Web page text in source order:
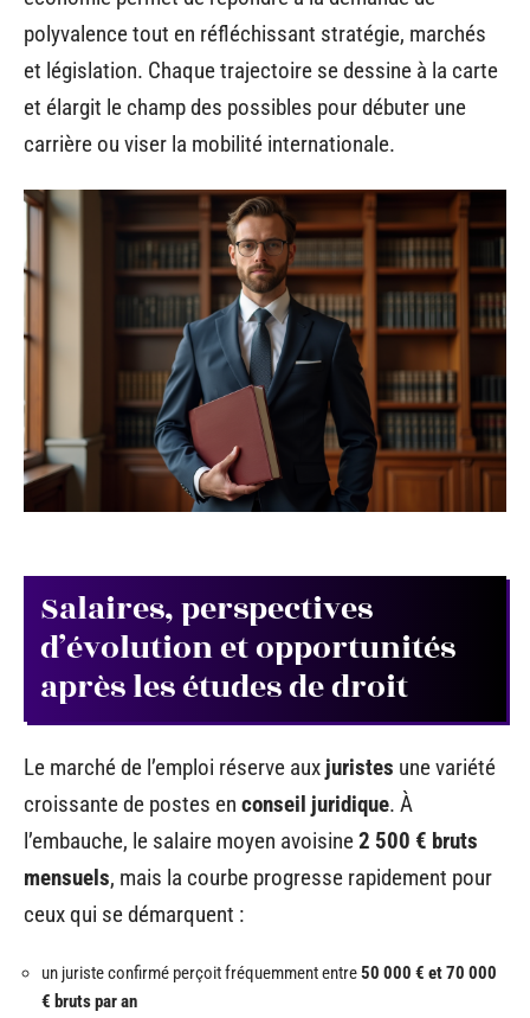
polyvalence tout en réfléchissant stratégie, marchés
et législation. Chaque trajectoire se dessine à la carte
et élargit le champ des possibles pour débuter une
carrière ou viser la mobilité internationale.
Salaires, perspectives
d’évolution et opportunités
après les études de droit
Le marché de l’emploi réserve aux juristes une variété
croissante de postes en conseil juridique. À
l’embauche, le salaire moyen avoisine2 500 € bruts
mensuels, mais la courbe progresse rapidement pour
ceux qui se démarquent :
un juriste confirmé perçoit fréquemment entre50 000 € et 70 000
€ bruts par an